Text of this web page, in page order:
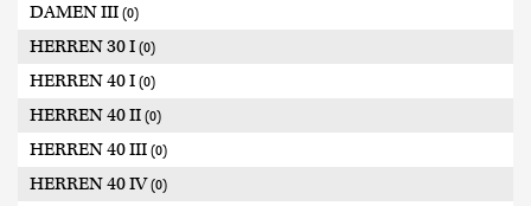
DAMEN III (0)
HERREN 30 I (0)
HERREN 40 I (0)
HERREN 40 II (0)
HERREN 40 III (0)
HERREN 40 IV(0)